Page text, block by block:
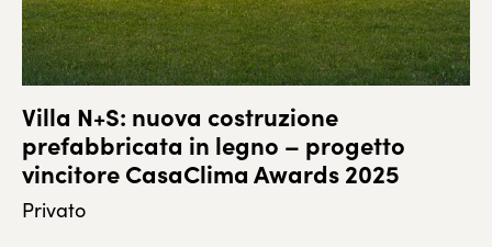
Villa N+S: nuova costruzione
prefabbricata in legno – progetto
vincitore CasaClima Awards 2025
Privato